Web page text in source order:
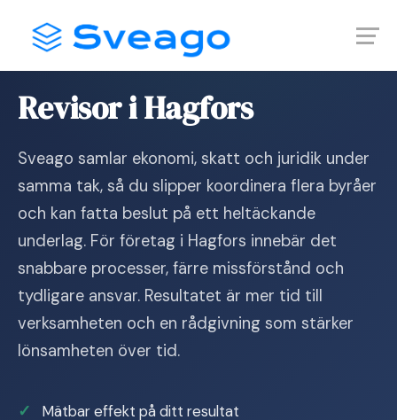
content
Revisor i Hagfors
Sveago samlar ekonomi, skatt och juridik under
samma tak, så du slipper koordinera flera byråer
och kan fatta beslut på ett heltäckande
underlag. För företag i Hagfors innebär det
snabbare processer, färre missförstånd och
tydligare ansvar. Resultatet är mer tid till
verksamheten och en rådgivning som stärker
lönsamheten över tid.
Mätbar effekt på ditt resultat